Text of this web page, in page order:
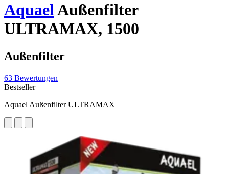
AquaelAußenfilter
ULTRAMAX, 1500
Außenfilter
63 Bewertungen
Bestseller
Aquael Außenfilter ULTRAMAX